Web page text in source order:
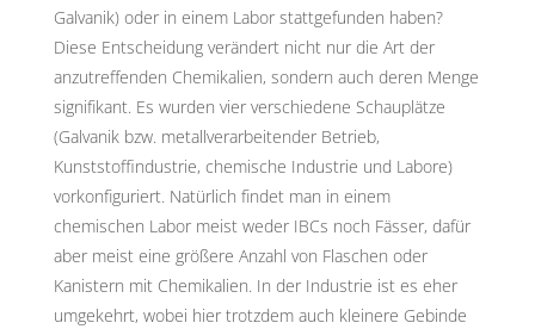
Galvanik) oder in einem Labor stattgefunden haben?
Diese Entscheidung verändert nicht nur die Art der
anzutreffenden Chemikalien, sondern auch deren Menge
signifikant. Es wurden vier verschiedene Schauplätze
(Galvanik bzw. metallverarbeitender Betrieb,
Kunststoffindustrie, chemische Industrie und Labore)
vorkonfiguriert. Natürlich findet man in einem
chemischen Labor meist weder IBCs noch Fässer, dafür
aber meist eine größere Anzahl von Flaschen oder
Kanistern mit Chemikalien. In der Industrie ist es eher
umgekehrt, wobei hier trotzdem auch kleinere Gebinde